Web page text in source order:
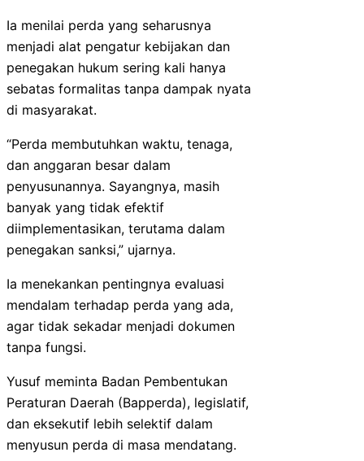
Ia menilai perda yang seharusnya
menjadi alat pengatur kebijakan dan
penegakan hukum sering kali hanya
sebatas formalitas tanpa dampak nyata
di masyarakat.
“Perda membutuhkan waktu, tenaga,
dan anggaran besar dalam
penyusunannya. Sayangnya, masih
banyak yang tidak efektif
diimplementasikan, terutama dalam
penegakan sanksi,” ujarnya.
Ia menekankan pentingnya evaluasi
mendalam terhadap perda yang ada,
agar tidak sekadar menjadi dokumen
tanpa fungsi.
Yusuf meminta Badan Pembentukan
Peraturan Daerah (Bapperda), legislatif,
dan eksekutif lebih selektif dalam
menyusun perda di masa mendatang.